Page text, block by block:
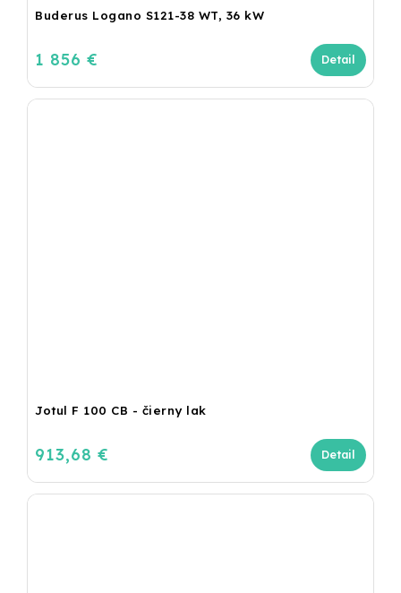
Buderus Logano S121-38 WT, 36 kW
1 856 € Detail
Jotul F 100 CB - čierny lak
913,68 € Detail